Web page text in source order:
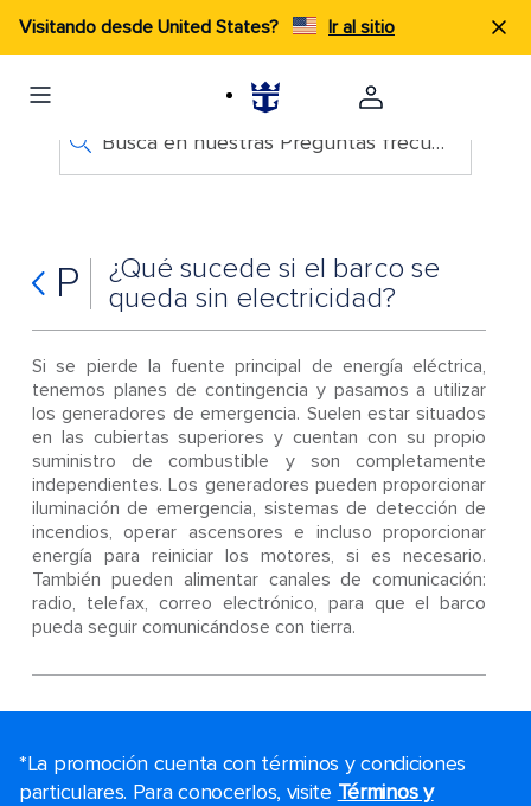
Visitando desde United States? Ir al sitio
Busca en nuestras Preguntas frecuentes
P
¿Qué sucede si el barco se
queda sin electricidad?
Si se pierde la fuente principal de energía eléctrica,
tenemos planes de contingencia y pasamos a utilizar
los generadores de emergencia. Suelen estar situados
en las cubiertas superiores y cuentan con su propio
suministro de combustible y son completamente
independientes. Los generadores pueden proporcionar
iluminación de emergencia, sistemas de detección de
incendios, operar ascensores e incluso proporcionar
energía para reiniciar los motores, si es necesario.
También pueden alimentar canales de comunicación:
radio, telefax, correo electrónico, para que el barco
pueda seguir comunicándose con tierra.
*La promoción cuenta con términos y condiciones
particulares. Para conocerlos, visite Términos y